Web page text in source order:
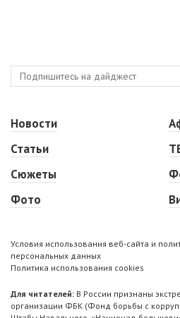
Новости
Статьи
Сюжеты
Фото
Условия использования веб-сайта и
персональных данных
Политика использования cookies
Для читателей: В России признаны
организации ФБК (Фонд борьбы с